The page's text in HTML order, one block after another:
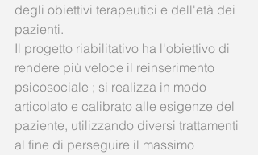
degli obiettivi terapeutici e dell'età dei
pazienti.
Il progetto riabilitativo ha l'obiettivo di
rendere più veloce il reinserimento
psicosociale ; si realizza in modo
articolato e calibrato alle esigenze del
paziente, utilizzando diversi trattamenti
al fine di perseguire il massimo